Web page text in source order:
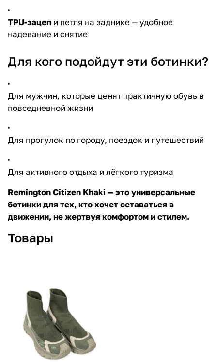
TPU-зацеп и петля на заднике — удобное
надевание и снятие
Для кого подойдут эти ботинки?
Для мужчин, которые ценят практичную обувь в
повседневной жизни
Для прогулок по городу, поездок и путешествий
Для активного отдыха и лёгкого туризма
Remington Citizen Khaki — это универсальные
ботинки для тех, кто хочет оставаться в
движении, не жертвуя комфортом и стилем.
Товары